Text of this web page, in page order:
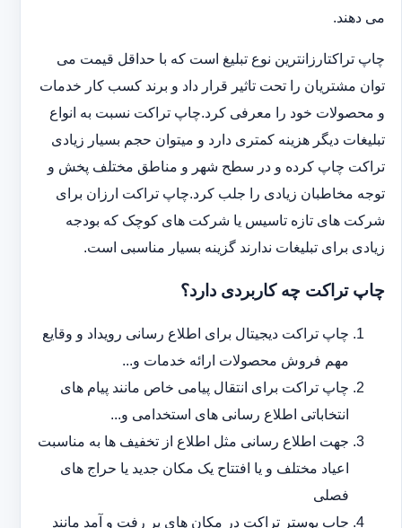
می دهند.
چاپ تراکت‏ارزانترین نوع تبلیغ است که با حداقل قیمت می
توان مشتریان را تحت تاثیر قرار داد و برند کسب کار خدمات
و محصولات خود را معرفی کرد.چاپ تراکت نسبت به انواع
تبلیغات دیگر هزینه کمتری دارد و می‎توان حجم بسیار زیادی
تراکت چاپ کرده و در سطح شهر و مناطق مختلف پخش و
توجه مخاطبان زیادی را جلب کرد.چاپ تراکت ارزان برای
شرکت های تازه تاسیس یا شرکت های کوچک که بودجه
زیادی برای تبلیغات ندارند گزینه بسیار مناسبی است.
چاپ تراکت چه کاربردی دارد؟
چاپ تراکت دیجیتال برای اطلاع رسانی رویداد و وقایع
مهم فروش محصولات ارائه خدمات و...
چاپ تراکت برای انتقال پیامی خاص مانند پیام های
انتخاباتی اطلاع رسانی های استخدامی و...
جهت اطلاع رسانی مثل اطلاع از تخفیف ها به مناسبت
اعیاد مختلف و یا افتتاح یک مکان جدید یا حراج های
فصلی
چاپ پوستر تراکت در مکان های پر رفت و آمد مانند